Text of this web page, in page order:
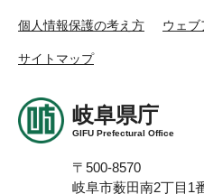
個人情報保護の考え方 ウェ
サイトマップ
岐阜県庁
GIFU Prefectural Office
〒500-8570
岐阜市薮田南2丁目1